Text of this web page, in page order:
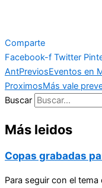
Comparte
Facebook-f Twitter
AntPreviosEventos en
ProximosMás vale
Buscar
Más leidos
Copas grabadas
Para seguir con el